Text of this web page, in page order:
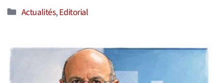
Catégories
Actualités,Editorial